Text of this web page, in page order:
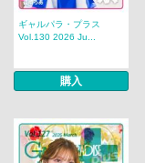
ギャルパラ・プラス
Vol.130 2026 Ju...
購入